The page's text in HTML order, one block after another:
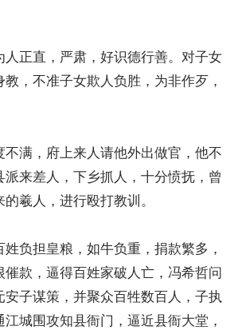
人正直，严肃，好识德行善。对子女
，不准子女欺人负胜，为非作歹，
不满，府上来人请他外出做官，他不
来差人，下乡抓人，十分愤抚，曾
羲人，进行殴打教训。
负担皇粮，如牛负重，捐款繁多，
催款，逼得百姓家破人亡，冯希哲问
安子谋策，并聚众百牲数百人，子执
城围攻知县衙门，逼近县衙大堂，